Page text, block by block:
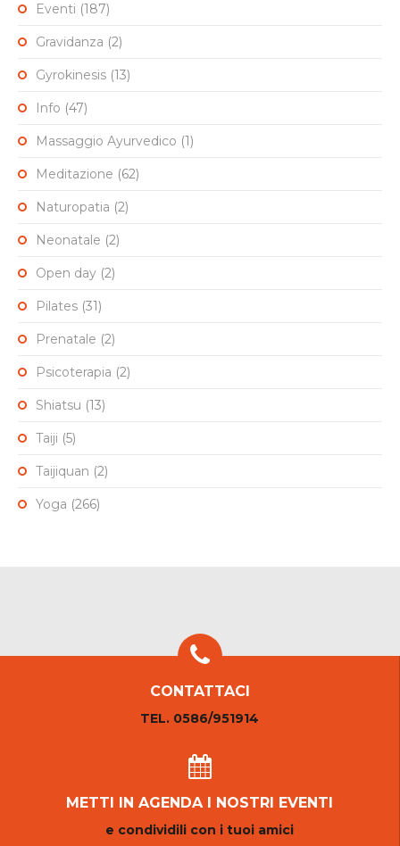
Eventi (187)
Gravidanza (2)
Gyrokinesis (13)
Info (47)
Massaggio Ayurvedico (1)
Meditazione (62)
Naturopatia (2)
Neonatale (2)
Open day (2)
Pilates (31)
Prenatale (2)
Psicoterapia (2)
Shiatsu (13)
Taiji (5)
Taijiquan (2)
Yoga (266)
CONTATTACI
TEL. 0586/951914
METTI IN AGENDA I NOSTRI EVENTI
e condividili con i tuoi amici